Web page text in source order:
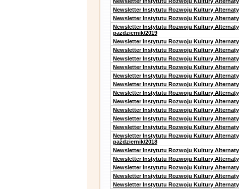
Newsletter Instytutu Rozwoju Kultury
Newsletter Instytutu Rozwoju Kultury
Newsletter Instytutu Rozwoju Kultury
pazdziernik/2019
Newsletter Instytutu Rozwoju Kultury
Newsletter Instytutu Rozwoju Kultury
Newsletter Instytutu Rozwoju Kultury
Newsletter Instytutu Rozwoju Kultury
Newsletter Instytutu Rozwoju Kultury
Newsletter Instytutu Rozwoju Kultury
Newsletter Instytutu Rozwoju Kultury
Newsletter Instytutu Rozwoju Kultury
Newsletter Instytutu Rozwoju Kultury
Newsletter Instytutu Rozwoju Kultury
Newsletter Instytutu Rozwoju Kultury
Newsletter Instytutu Rozwoju Kultury
październik/2018
Newsletter Instytutu Rozwoju Kultury
Newsletter Instytutu Rozwoju Kultury
Newsletter Instytutu Rozwoju Kultury
Newsletter Instytutu Rozwoju Kultury
Newsletter Instytutu Rozwoju Kultury